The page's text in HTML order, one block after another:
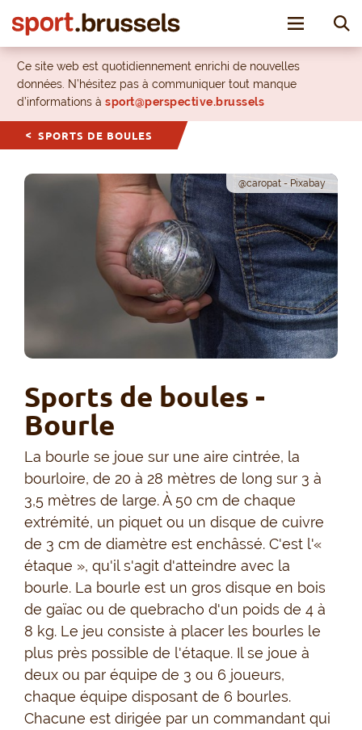
Toggle
Ce site web est quotidiennement enrichi de nouvelles
données. N’hésitez pas à communiquer tout manque
d’informations à sport@perspective.brussels
SPORTS DE BOULES
@caropat - Pixabay
Sports de boules -
Bourle
La bourle se joue sur une aire cintrée, la
bourloire, de 20 à 28 mètres de long sur 3 à
3,5 mètres de large. À 50 cm de chaque
extrémité, un piquet ou un disque de cuivre
de 3 cm de diamètre est enchâssé. C'est l'«
étaque », qu'il s'agit d'atteindre avec la
bourle. La bourle est un gros disque en bois
de gaïac ou de quebracho d'un poids de 4 à
8 kg. Le jeu consiste à placer les bourles le
plus près possible de l'étaque. Il se joue à
deux ou par équipe de 3 ou 6 joueurs,
chaque équipe disposant de 6 bourles.
Chacune est dirigée par un commandant qui